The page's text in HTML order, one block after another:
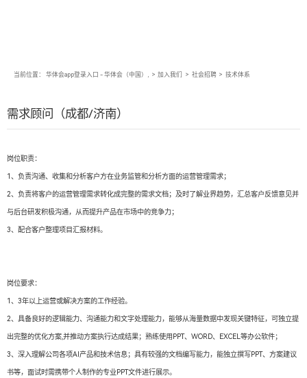
当前位置： 华体会app登录入口 - 华体会（中国）, > 加入我们 > 社会招聘 > 技术体系
需求顾问（成都/济南）
岗位职责：
1、负责沟通、收集和分析客户方在业务监管和分析方面的运营管理需求；
2、负责将客户的运营管理需求转化成完整的需求文档；及时了解业界趋势，汇总客户反馈意见并
与后台研发积极沟通，从而提升产品在市场中的竞争力；
3、配合客户整理项目汇报材料。
岗位要求：
1、3年以上运营或解决方案的工作经验。
2、具备良好的逻辑能力、沟通能力和文字处理能力，能够从海量数据中发现关键特征，可独立提
出完整的优化方案,并推动方案执行达成结果；熟练使用PPT、WORD、EXCEL等办公软件；
3、深入理解公司各项AI产品和技术信息；具有较强的文档编写能力，能独立撰写PPT、方案建议
书等，面试时需携带个人制作的专业PPT文件进行展示。